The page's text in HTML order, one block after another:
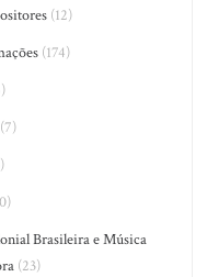
(12)
(174)
Brasileira e Música
(23)